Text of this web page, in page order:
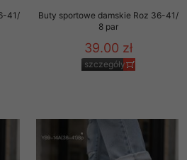
41/
Buty sportowe damskie Roz 36-41/
8 par
39.00 zł
szczegóły